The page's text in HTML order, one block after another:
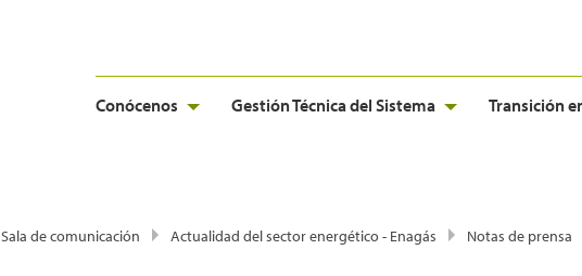
Conócenos Gestión Técnica del Sistema Transición
Sala de comunicación Actualidad del sector energético - Enagás Notas de prensa